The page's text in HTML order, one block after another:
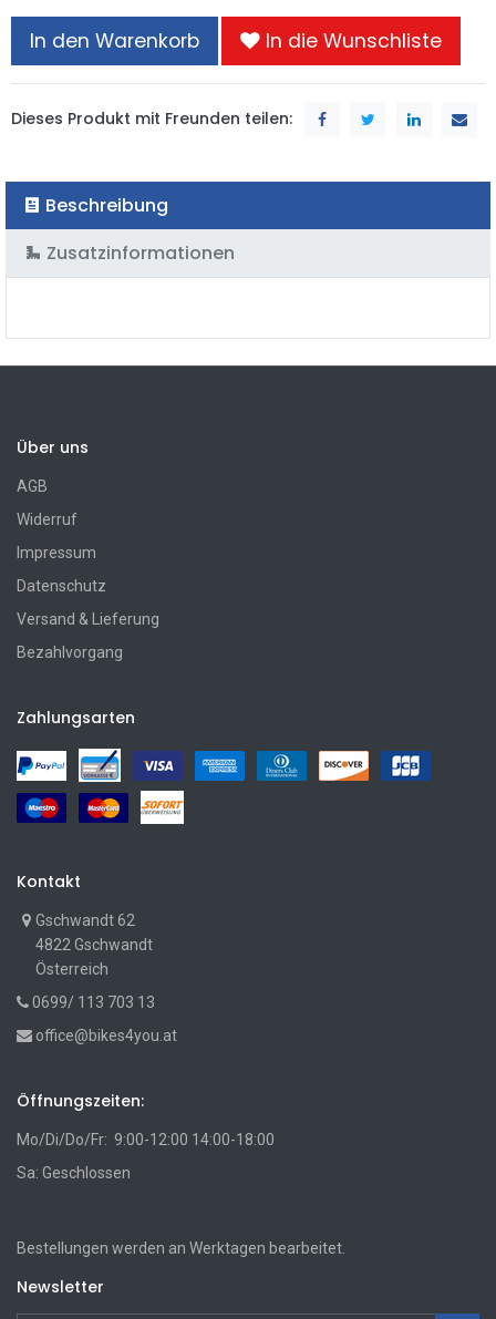
In den Warenkorb In die Wunschliste
Dieses Produkt mit Freunden teilen:
Beschreibung
Zusatzinformationen
Über uns
AGB
Widerruf
Impressum
Datenschutz
Versand & Lieferung
Bezahlvorgang
Zahlungsarten
Kontakt
Gschwandt 62
4822 Gschwandt
Österreich
0699/ 113 703 13
office@bikes4you.at
Öffnungszeiten:
Mo/Di/Do/Fr: 9:00-12:00 14:00-18:00
Sa: Geschlossen
Bestellungen werden an Werktagen bearbeitet.
Newsletter